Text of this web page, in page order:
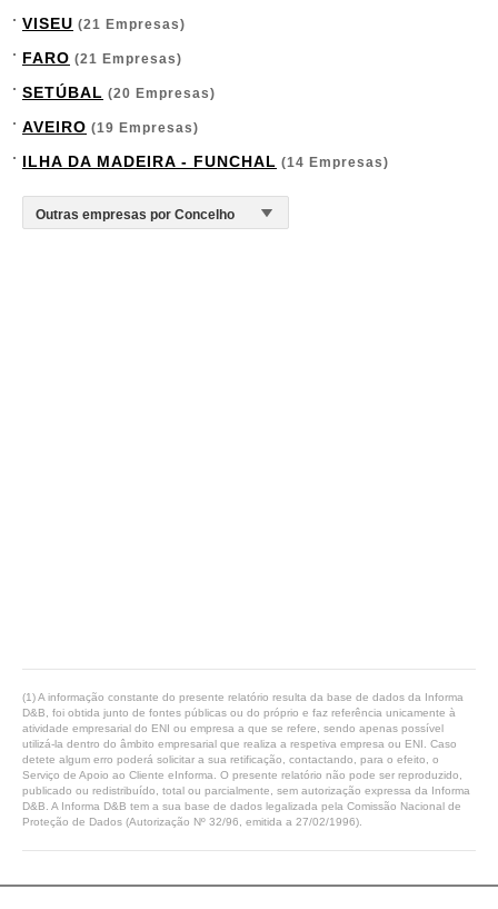
VISEU (21 Empresas)
FARO (21 Empresas)
SETÚBAL (20 Empresas)
AVEIRO (19 Empresas)
ILHA DA MADEIRA - FUNCHAL (14 Empresas)
(1) A informação constante do presente relatório resulta da base de dados da Informa
D&B, foi obtida junto de fontes públicas ou do próprio e faz referência unicamente à
atividade empresarial do ENI ou empresa a que se refere, sendo apenas possível
utilizá-la dentro do âmbito empresarial que realiza a respetiva empresa ou ENI. Caso
detete algum erro poderá solicitar a sua retificação, contactando, para o efeito, o
Serviço de Apoio ao Cliente eInforma. O presente relatório não pode ser reproduzido,
publicado ou redistribuído, total ou parcialmente, sem autorização expressa da Informa
D&B. A Informa D&B tem a sua base de dados legalizada pela Comissão Nacional de
Proteção de Dados (Autorização Nº 32/96, emitida a 27/02/1996).